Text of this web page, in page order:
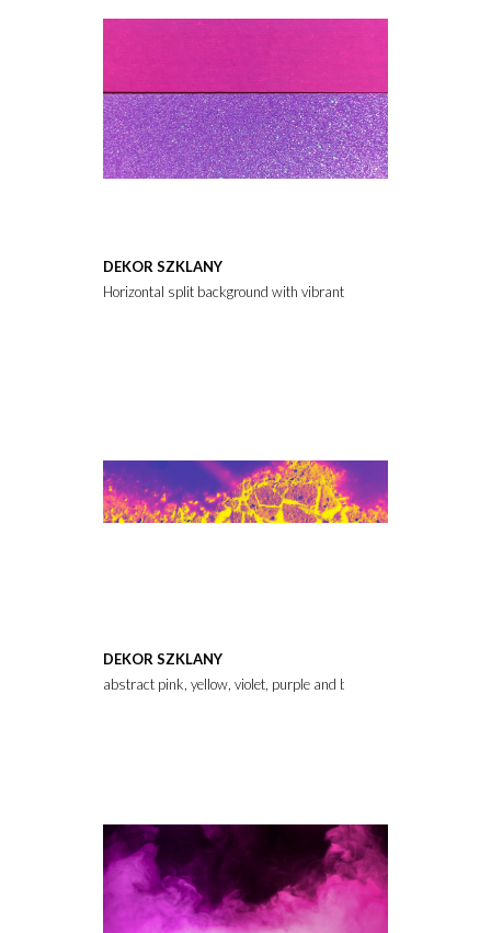
DEKOR SZKLANY
Horizontal split background with vibrant magenta paper and
DEKOR SZKLANY
abstract pink, yellow, violet, purple and blue colors background